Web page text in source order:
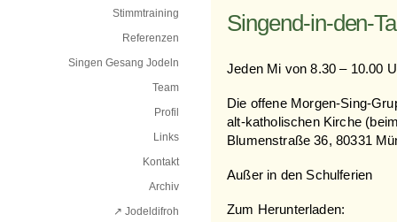
Stimmtraining
Referenzen
Singen Gesang Jodeln
Team
Profil
Links
Kontakt
Archiv
↗ Jodeldifroh︎
Singend-in-den-
Jeden Mi von 8.30 – 10.00
Die offene Morgen-Sing-
alt-katholischen Kirche
Blumenstraße 36, 80331
Außer in den Schulferien
Zum Herunterladen: